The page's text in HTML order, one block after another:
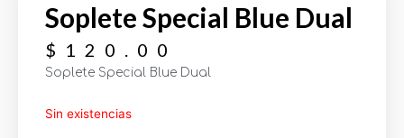
Soplete Special Blue Dual
$ 120.00
Soplete Special Blue Dual
Sin existencias